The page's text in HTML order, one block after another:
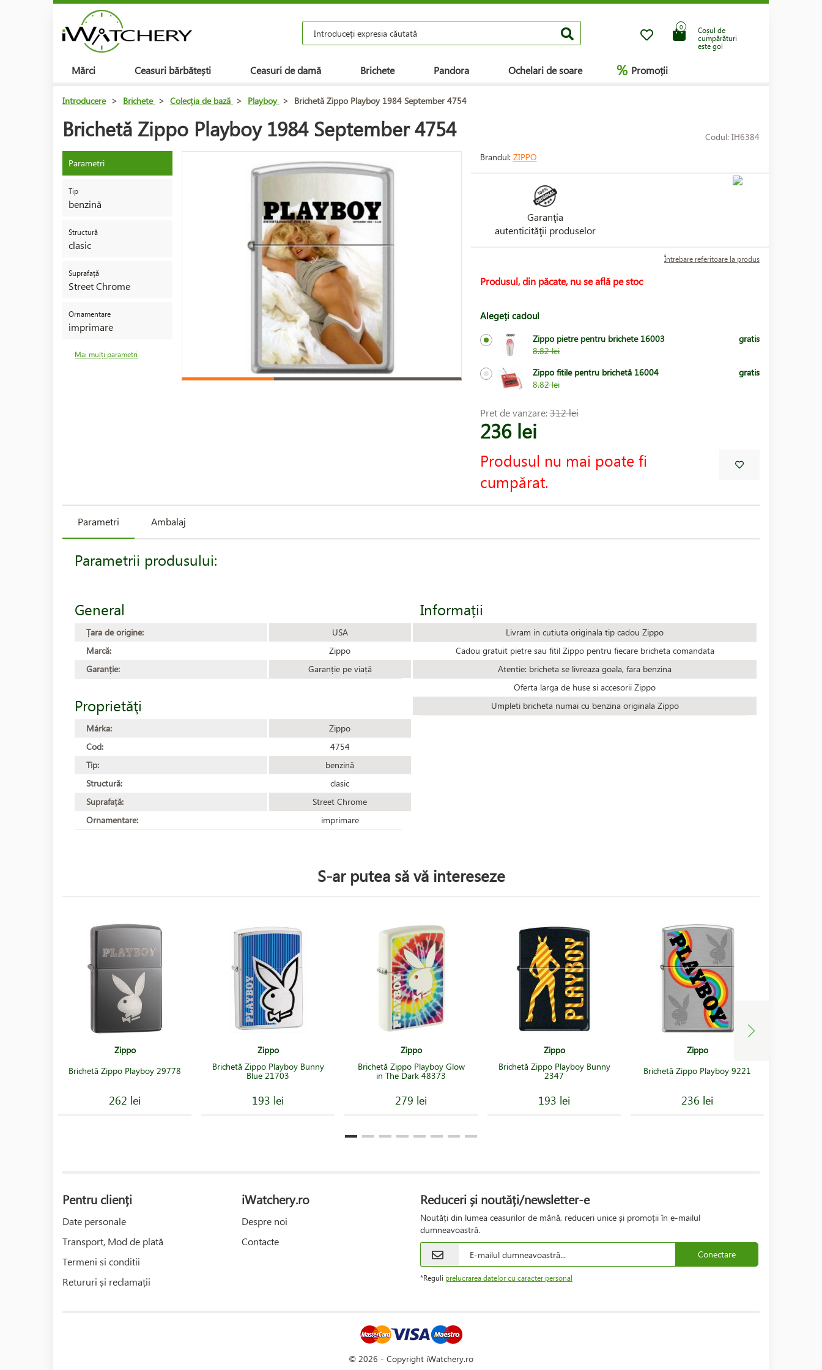
Coșul de
cumpărături
este gol
0
Mărci Ceasuri bărbătești Ceasuri de damă Brichete Pandora Ochelari de soare % Promoții
Introducere > Brichete > Colecția de bază > Playboy > Brichetă Zippo Playboy 1984 September 4754
Brichetă Zippo Playboy 1984 September 4754 Codul: IH6384
Parametri
Tip
benzină
Structură
clasic
Suprafață
Street Chrome
Ornamentare
imprimare
Mai mulți parametri
Brandul: ZIPPO
Garanţia
autenticităţii produselor
Întrebare referitoare la produs
Produsul, din păcate, nu se află pe stoc
Alegeți cadoul
Zippo pietre pentru brichete 16003
8.82 lei
gratis
Zippo fitile pentru brichetă 16004
8.82 lei
gratis
Pret de vanzare:312 lei
236 lei
Produsul nu mai poate fi
cumpărat.
Parametri Ambalaj
Parametrii produsului:
General
Țara de origine:
USA
Marcă:
Zippo
Garanție:
Garanție pe viață
Proprietăţi
Márka:
Zippo
Cod:
4754
Tip:
benzină
Structură:
clasic
Suprafață:
Street Chrome
Ornamentare:
imprimare
Informații
Livram in cutiuta originala tip cadou Zippo
Cadou gratuit pietre sau fitil Zippo pentru fiecare bricheta comandata
Atentie: bricheta se livreaza goala, fara benzina
Oferta larga de huse si accesorii Zippo
Umpleti bricheta numai cu benzina originala Zippo
S-ar putea să vă intereseze
Zippo
Brichetă Zippo Playboy 29778
262 lei
Zippo
Brichetă Zippo Playboy Bunny
Blue 21703
193 lei
Zippo
Brichetă Zippo Playboy Glow
in The Dark 48373
279 lei
Zippo
Brichetă Zippo Playboy Bunny
2347
193 lei
Zippo
Brichetă Zippo Playboy 9221
236 lei
Pentru clienți
Date personale
Transport, Mod de plată
Termeni si conditii
Retururi și reclamații
iWatchery.ro
Despre noi
Contacte
Reduceri și noutăți/newsletter-e
Noutăți din lumea ceasurilor de mână, reduceri unice și promoții în e-mailul
dumneavoastră.
Conectare
*Reguli prelucrarea datelor cu caracter personal
© 2026 - Copyright iWatchery.ro